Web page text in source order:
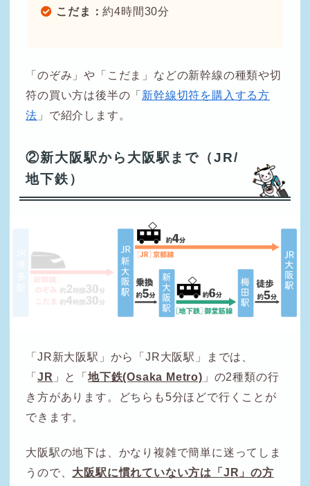
こだま：約4時間30分
「のぞみ」や「こだま」などの新幹線の種類や切
符の買い方は後半の「 新幹線切符を購入する方
法 」で紹介します。
②新大阪駅から大阪駅まで（JR/
地下鉄）
「JR新大阪駅」から「JR大阪駅」までは、
「JR 」と「地下鉄(Osaka Metro) 」の2種類の行
き方があります。どちらも5分ほどで行くことが
できます。
大阪駅の地下は、かなり複雑で簡単に迷ってしま
うので、 大阪駅に慣れていない方は「JR」の方